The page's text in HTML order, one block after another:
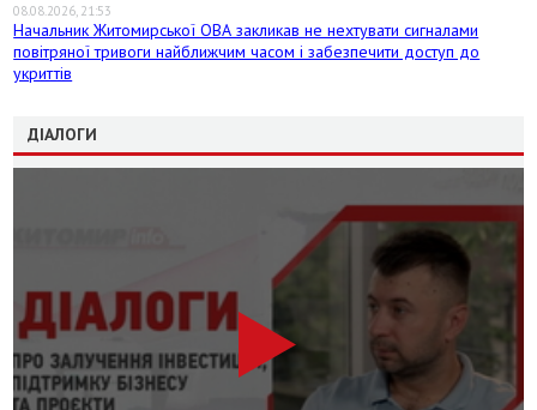
08.08.2026, 21:53
Начальник Житомирської ОВА закликав не нехтувати сигналами
повітряної тривоги найближчим часом і забезпечити доступ до
укриттів
ДІАЛОГИ